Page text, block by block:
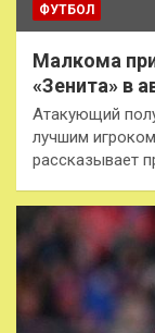
ФУТБОЛ
​Малкома
«Зенита» в
Атакующий
лучшим
рассказывает